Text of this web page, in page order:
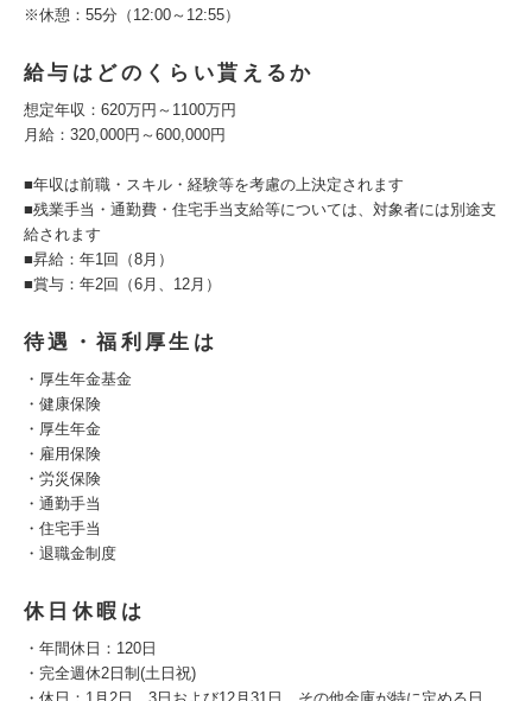
※休憩：55分（12:00～12:55）
給与はどのくらい貰えるか
想定年収：620万円～1100万円
月給：320,000円～600,000円
■年収は前職・スキル・経験等を考慮の上決定されます
■残業手当・通勤費・住宅手当支給等については、対象者には別途支
給されます
■昇給：年1回（8月）
■賞与：年2回（6月、12月）
待遇・福利厚生は
・厚生年金基金
・健康保険
・厚生年金
・雇用保険
・労災保険
・通勤手当
・住宅手当
・退職金制度
休日休暇は
・年間休日：120日
・完全週休2日制(土日祝)